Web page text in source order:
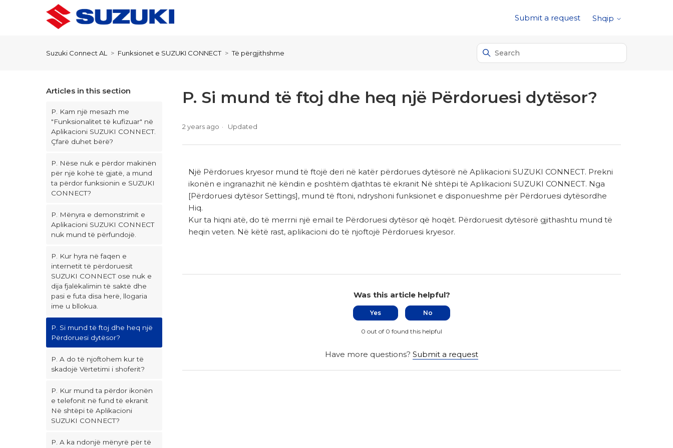
Submit a request Shqip
Suzuki Connect AL Funksionet e SUZUKI CONNECT Të përgjithshme
Articles in this section
P. Kam një mesazh me
"Funksionalitet të kufizuar" në
Aplikacioni SUZUKI CONNECT.
Çfarë duhet bërë?
P. Nëse nuk e përdor makinën
për një kohë të gjatë, a mund
ta përdor funksionin e SUZUKI
CONNECT?
P. Mënyra e demonstrimit e
Aplikacioni SUZUKI CONNECT
nuk mund të përfundojë.
P. Kur hyra në faqen e
internetit të përdoruesit
SUZUKI CONNECT ose nuk e
dija fjalëkalimin të saktë dhe
pasi e futa disa herë, llogaria
ime u bllokua.
P. Si mund të ftoj dhe heq një
Përdoruesi dytësor?
P. A do të njoftohem kur të
skadojë Vërtetimi i shoferit?
P. Kur mund ta përdor ikonën
e telefonit në fund të ekranit
Në shtëpi të Aplikacioni
SUZUKI CONNECT?
P. A ka ndonjë mënyrë për të
P. Si mund të ftoj dhe heq një Përdoruesi dytësor?
2 years ago Updated
Një Përdorues kryesor mund të ftojë deri në katër përdorues dytësorë në Aplikacioni SUZUKI CONNECT. Prekni
ikonën e ingranazhit në këndin e poshtëm djathtas të ekranit Në shtëpi të Aplikacioni SUZUKI CONNECT. Nga
[Përdoruesi dytësor Settings], mund të ftoni, ndryshoni funksionet e disponueshme për Përdoruesi dytësordhe
Hiq.
Kur ta hiqni atë, do të merrni një email te Përdoruesi dytësor që hoqët. Përdoruesit dytësorë gjithashtu mund të
heqin veten. Në këtë rast, aplikacioni do të njoftojë Përdoruesi kryesor.
Was this article helpful?
Yes No
0 out of 0 found this helpful
Have more questions?Submit a request